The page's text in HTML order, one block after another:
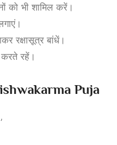
को भी शामिल करें।
रक्षासूत्र बांधें।
रहें।
Puja